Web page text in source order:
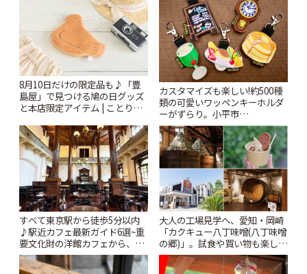
8月10日だけの限定品も♪「豊
島屋」で見つける鳩の日グッズ
と本店限定アイテム | ことりっ
カスタマイズも楽しい!約500種
類の可愛いワッペンキーホルダ
ーがずらり。小平市
「Kimamaya T&K」 | ことりっ
ぷ
すべて東京駅から徒歩5分以内
♪駅近カフェ最新ガイド6選~重
要文化財の洋館カフェから、改
札すぐのレトロ喫茶まで~ | こと
りっぷ
大人の工場見学へ、愛知・岡崎
「カクキュー八丁味噌(八丁味噌
の郷)」。試食や買い物も楽しみ
♪ | ことりっぷ